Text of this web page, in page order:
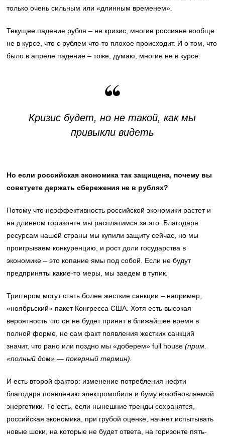
только очень сильным или «длинным временем».
Текущее падение рубля – не кризис, многие россияне вообще
не в курсе, что с рублем что-то плохое происходит. И о том, что
было в апреле падение – тоже, думаю, многие не в курсе.
Кризис будет, но не такой, как мы
привыкли видеть
Но если российская экономика так защищена, почему вы
советуете держать сбережения не в рублях?
Потому что неэффективность российской экономики растет и
на длинном горизонте мы расплатимся за это. Благодаря
ресурсам нашей страны мы купили защиту сейчас, но мы
проигрываем конкуренцию, и рост доли государства в
экономике – это копание ямы под собой. Если не будут
предприняты какие-то меры, мы заедем в тупик.
Триггером могут стать более жесткие санкции – например,
«ноябрьский» пакет Конгресса США. Хотя есть высокая
вероятность что он не будет принят в ближайшее время в
полной форме, но сам факт появления жестких санкций
значит, что рано или поздно мы «доберем» full house(прим.
«полный дом» — покерный термин).
И есть второй фактор: изменение потребления нефти
благодаря появлению электромобиля и буму возобновляемой
энергетики. То есть, если нынешние тренды сохранятся,
российская экономика, при грубой оценке, начнет испытывать
новые шоки, на которые не будет ответа, на горизонте пять-